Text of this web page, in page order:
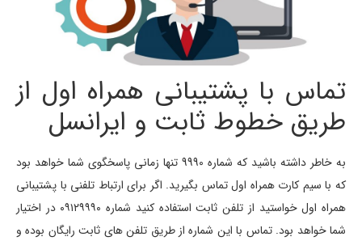
تماس با پشتیبانی همراه اول از
طریق خطوط ثابت و ایرانسل
به خاطر داشته باشید که شماره 9990 تنها زمانی پاسخگوی شما خواهد بود
که با سیم کارت همراه اول تماس بگیرید. اگر برای ارتباط تلفنی با پشتیبانی
همراه اول خواستید از تلفن ثابت استفاده کنید شماره ۰۹۱۲۹۹۹۰ در اختیار
شما خواهد بود. تماس با این شماره از طریق تلفن های ثابت رایگان بوده و